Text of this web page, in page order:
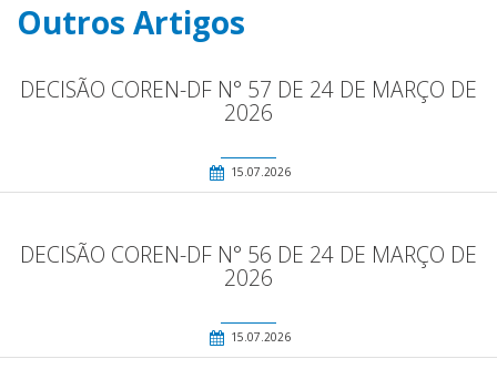
Outros Artigos
DECISÃO COREN-DF N° 57 DE 24 DE MARÇO DE
2026
15.07.2026
DECISÃO COREN-DF N° 56 DE 24 DE MARÇO DE
2026
15.07.2026